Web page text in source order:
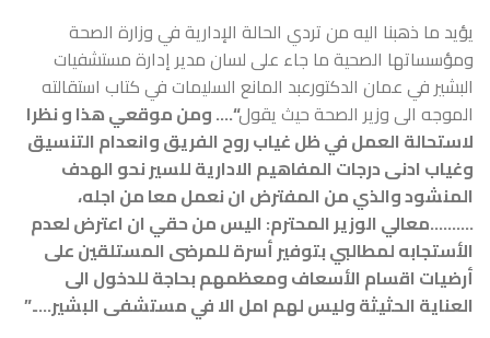
يؤيد ما ذهبنا اليه من تردي الحالة الإدارية في وزارة الصحة
ومؤسساتها الصحية ما جاء على لسان مدير إدارة مستشفيات
البشير في عمان الدكتورعبد المانع السليمات في كتاب استقالته
الموجه الى وزير الصحة حيث يقول“….ومن موقعي هذا و نظرا
لاستحالة العمل في ظل غياب روح الفريق وانعدام التنسيق
وغياب ادنى درجات المفاهيم الادارية للسير نحو الهدف
المنشود والذي من المفترض ان نعمل معا من اجله،
……….معالي الوزير المحترم: اليس من حقي ان اعترض لعدم
الأستجابه لمطالبي بتوفير أسرة للمرضى المستلقين على
أرضيات اقسام الأسعاف ومعظمهم بحاجة للدخول الى
العناية الحثيثة وليس لهم امل الا في مستشفى البشير…..”